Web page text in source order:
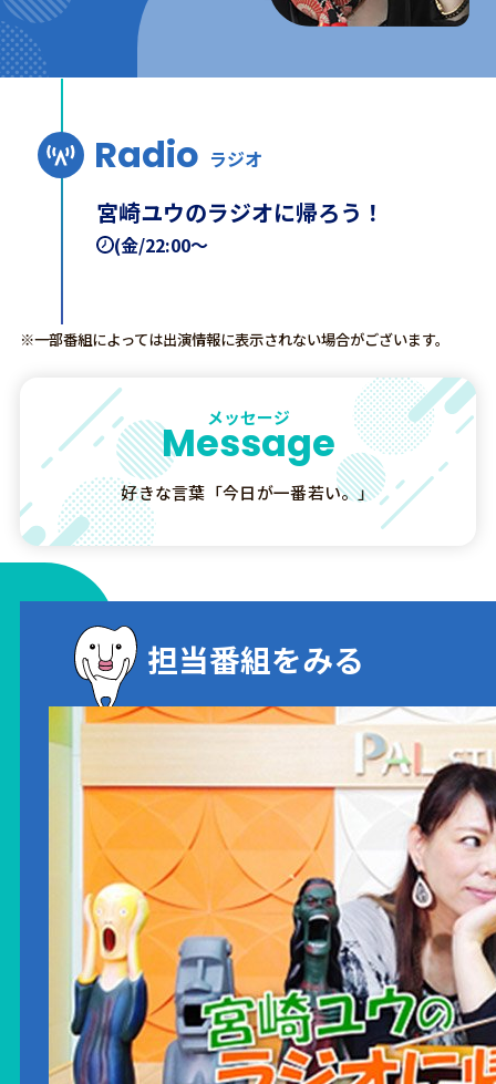
Radio ラジオ
宮崎ユウのラジオに帰ろう！
(金/22:00～
※一部番組によっては出演情報に表示されない場合がございます。
メッセージ
Message
好きな言葉「今日が一番若い。」
担当番組をみる